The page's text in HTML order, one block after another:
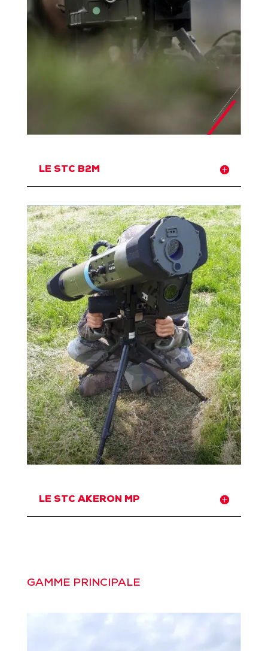
LE STC B2M
LE STC AKERON MP
GAMME PRINCIPALE